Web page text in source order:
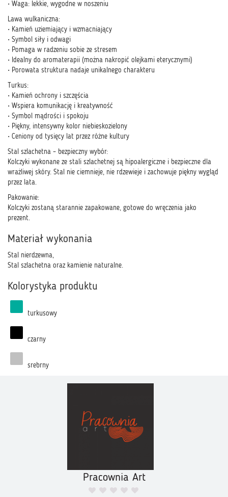
• Waga: lekkie, wygodne w noszeniu
Lawa wulkaniczna:
• Kamień uziemiający i wzmacniający
• Symbol siły i odwagi
• Pomaga w radzeniu sobie ze stresem
• Idealny do aromaterapii (można nakropić olejkami eterycznymi)
• Porowata struktura nadaje unikalnego charakteru
Turkus:
• Kamień ochrony i szczęścia
• Wspiera komunikację i kreatywność
• Symbol mądrości i spokoju
• Piękny, intensywny kolor niebieskozielony
• Ceniony od tysięcy lat przez różne kultury
Stal szlachetna – bezpieczny wybór:
Kolczyki wykonane ze stali szlachetnej są hipoalergiczne i bezpieczne dla
wrażliwej skóry. Stal nie ciemnieje, nie rdzewieje i zachowuje piękny wygląd
przez lata.
Pakowanie:
Kolczyki zostaną starannie zapakowane, gotowe do wręczenia jako
prezent.
Materiał wykonania
Stal nierdzewna,
Stal szlachetna oraz kamienie naturalne.
Kolorystyka produktu
turkusowy
czarny
srebrny
Pracownia Art